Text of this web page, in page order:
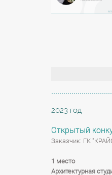
2023 год
Открытый
Заказчик: ГК
1 место
Архитектурная